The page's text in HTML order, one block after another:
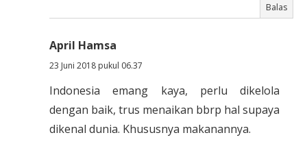
Balas
April Hamsa
23 Juni 2018 pukul 06.37
Indonesia emang kaya, perlu dikelola
dengan baik, trus menaikan bbrp hal supaya
dikenal dunia. Khususnya makanannya.